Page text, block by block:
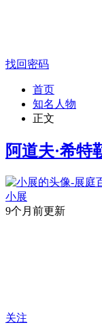
找回密码
首页
知名人物
正文
阿道夫·希特
小展
9个月前更新
关注